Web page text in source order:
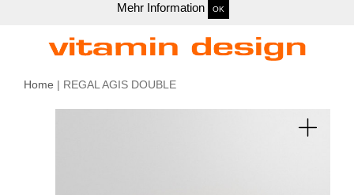
Mehr Information
OK
Home | REGAL AGIS DOUBLE